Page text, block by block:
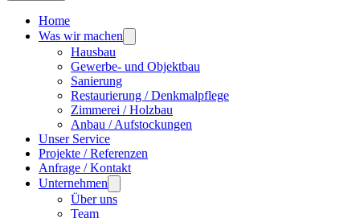
Home
Was wir machen
Hausbau
Gewerbe- und Objektbau
Sanierung
Restaurierung / Denkmalpflege
Zimmerei / Holzbau
Anbau / Aufstockungen
Unser Service
Projekte / Referenzen
Anfrage / Kontakt
Unternehmen
Über uns
Team